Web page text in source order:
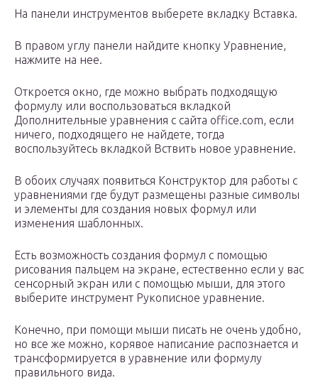
На панели инструментов выберете вкладку Вставка.
В правом углу панели найдите кнопку Уравнение,
нажмите на нее.
Откроется окно, где можно выбрать подходящую
формулу или воспользоваться вкладкой
Дополнительные уравнения с сайта office.com, если
ничего, подходящего не найдете, тогда
воспользуйтесь вкладкой Вствить новое уравнение.
В обоих случаях появиться Конструктор для работы с
уравнениями где будут размещены разные символы
и элементы для создания новых формул или
изменения шаблонных.
Есть возможность создания формул с помощью
рисования пальцем на экране, естественно если у вас
сенсорный экран или с помощью мыши, для этого
выберите инструмент Рукописное уравнение.
Конечно, при помощи мыши писать не очень удобно,
но все же можно, корявое написание распознается и
трансформируется в уравнение или формулу
правильного вида.